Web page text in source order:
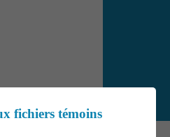
fichiers témoins